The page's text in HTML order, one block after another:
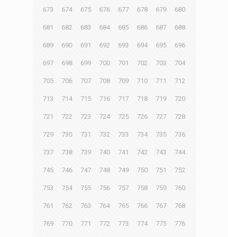
673 674 675 676 677 678 679 680
681 682 683 684 685 686 687 688
689 690 691 692 693 694 695 696
697 698 699 700 701 702 703 704
705 706 707 708 709 710 711 712
713 714 715 716 717 718 719 720
721 722 723 724 725 726 727 728
729 730 731 732 733 734 735 736
737 738 739 740 741 742 743 744
745 746 747 748 749 750 751 752
753 754 755 756 757 758 759 760
761 762 763 764 765 766 767 768
769 770 771 772 773 774 775 776